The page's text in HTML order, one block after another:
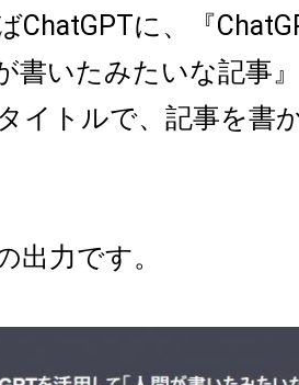
ChatGPTに、『
書いたみたいな記事
イトルで、記事を書
出力です。